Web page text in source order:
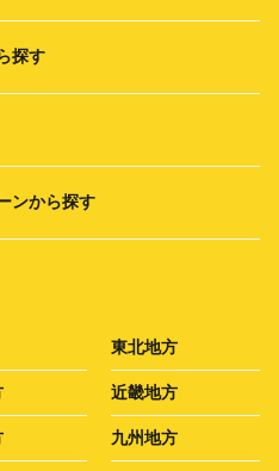
探す
ンから探す
東北地方
近畿地方
九州地方